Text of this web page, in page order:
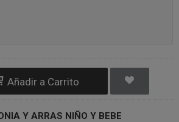
Añadir a Carrito
Y ARRAS NIÑO Y BEBE